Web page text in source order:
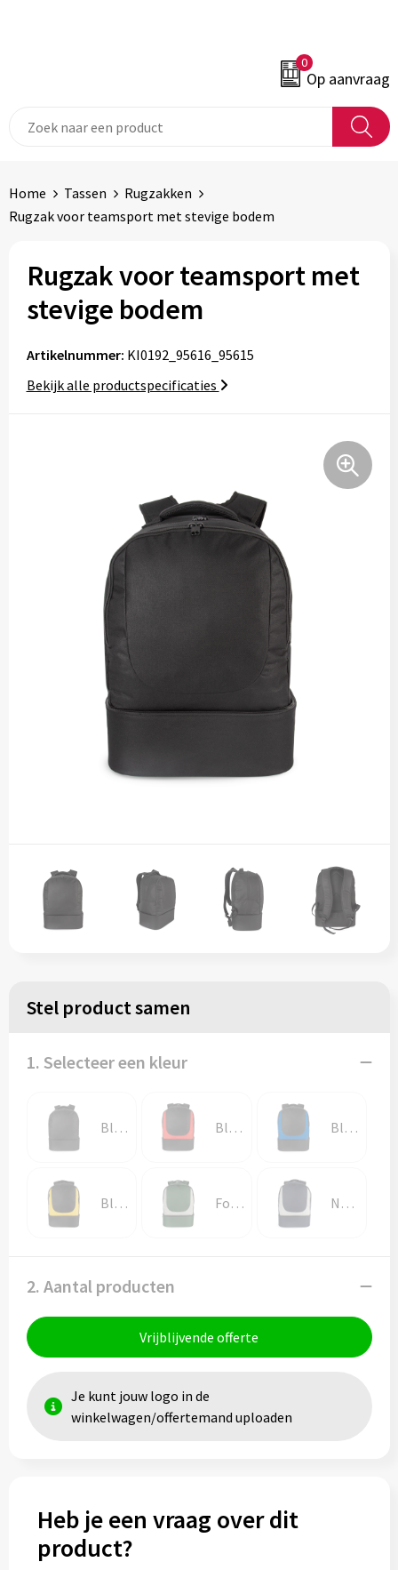
0
Op aanvraag
Home Tassen
Rugzakken
Rugzak voor teamsport met stevige bodem
Rugzak voor teamsport met
stevige bodem
Artikelnummer: KI0192_95616_95615
Bekijk alle productspecificaties
Stel product samen
1. Selecteer een kleur
Black Black / Red Black / Royal Blue
Black / Yellow Forest Green / Light Grey Navy / Light Grey
2. Aantal producten
Vrijblijvende offerte
Je kunt jouw logo in de
winkelwagen/offertemand uploaden
Heb je een vraag over dit
product?